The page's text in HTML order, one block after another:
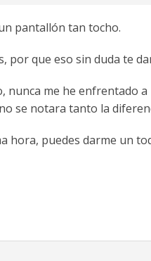
pantallón tan tocho.
por que eso sin duda te
me he enfrentado
se notara tanto la
puedes darme un